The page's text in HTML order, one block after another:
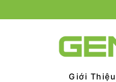
Giới Thiệu